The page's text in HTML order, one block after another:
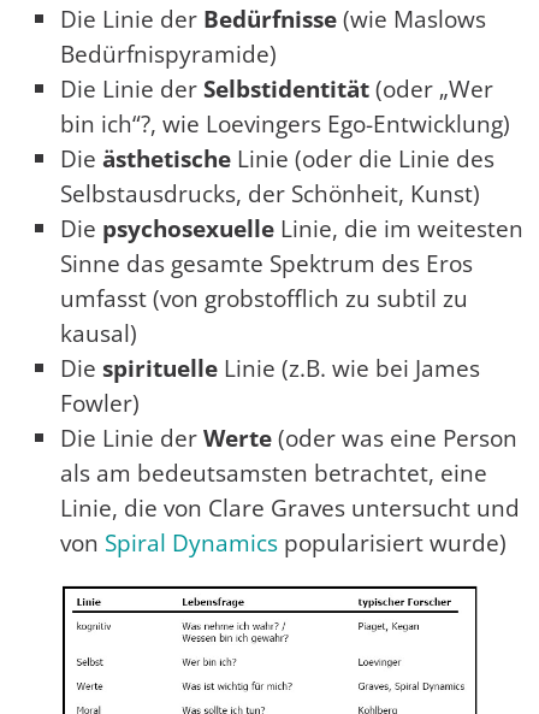
Die Linie der Bedürfnisse(wie Maslows
Bedürfnispyramide)
Die Linie derSelbstidentität(oder „Wer
bin ich“?, wie Loevingers Ego-Entwicklung)
Die ästhetische Linie (oder die Linie des
Selbstausdrucks, der Schönheit, Kunst)
Die psychosexuelle Linie, die im weitesten
Sinne das gesamte Spektrum des Eros
umfasst (von grobstofflich zu subtil zu
kausal)
Die spirituelle Linie (z.B. wie bei James
Fowler)
Die Linie derWerte(oder was eine Person
als am bedeutsamsten betrachtet, eine
Linie, die von Clare Graves untersucht und
von Spiral Dynamics popularisiert wurde)